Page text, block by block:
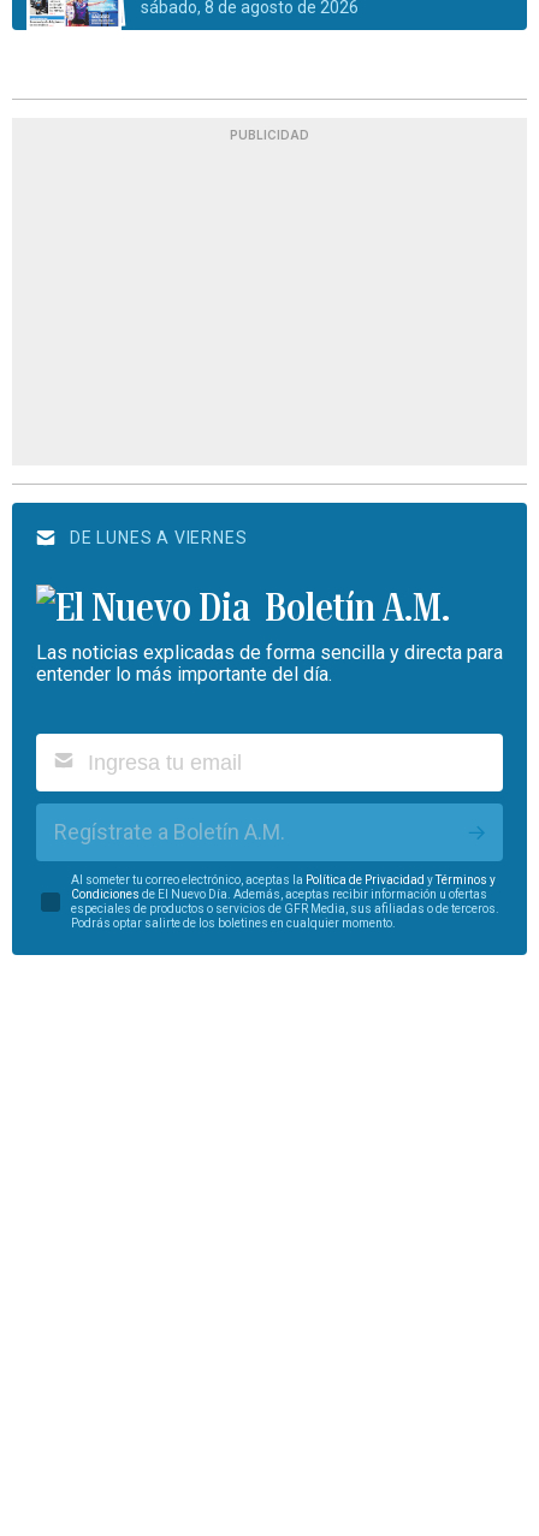
sábado, 8 de agosto de 2026
PUBLICIDAD
DE LUNES A VIERNES
Boletín A.M.
Las noticias explicadas de forma sencilla y directa para
entender lo más importante del día.
Regístrate a Boletín A.M.
Al someter tu correo electrónico, aceptas la Política de Privacidad yTérminos y
Condiciones de El Nuevo Día. Además, aceptas recibir información u ofertas
especiales de productos o servicios de GFR Media, sus afiliadas o de terceros.
Podrás optar salirte de los boletines en cualquier momento.